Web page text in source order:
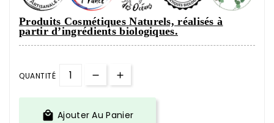
Produits Cosmétiques Naturels,réalisés à
partir d’ingrédients biologiques.
QUANTITÉ
 Ajouter Au Panier